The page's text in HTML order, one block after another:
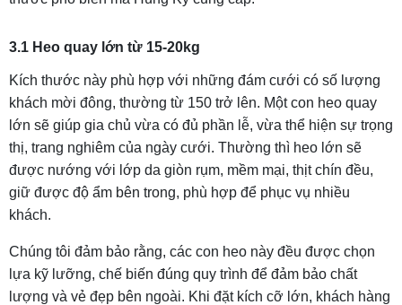
3.1 Heo quay lớn từ 15-20kg
Kích thước này phù hợp với những đám cưới có số lượng
khách mời đông, thường từ 150 trở lên. Một con heo quay
lớn sẽ giúp gia chủ vừa có đủ phần lễ, vừa thể hiện sự trọng
thị, trang nghiêm của ngày cưới. Thường thì heo lớn sẽ
được nướng với lớp da giòn rụm, mềm mại, thịt chín đều,
giữ được độ ẩm bên trong, phù hợp để phục vụ nhiều
khách.
Chúng tôi đảm bảo rằng, các con heo này đều được chọn
lựa kỹ lưỡng, chế biến đúng quy trình để đảm bảo chất
lượng và vẻ đẹp bên ngoài. Khi đặt kích cỡ lớn, khách hàng